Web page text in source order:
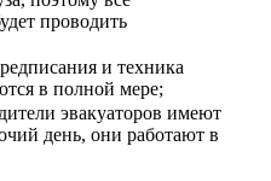
проводить
и техника
в полной мере;
эвакуаторов имеют
день, они работают в